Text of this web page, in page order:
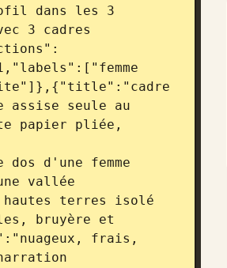
dans les 3
3 cadres
seule au
papier pliée,
d'une femme
vallée
hautes terres isolé
bruyère et
frais,